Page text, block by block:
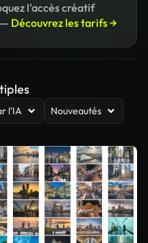
l'accès créatif
Découvrez les tarifs →
l’IA Nouveautés